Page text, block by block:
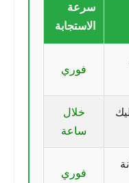
سرعة
الاستجابة
فوري
خلال
ساعة
فوري